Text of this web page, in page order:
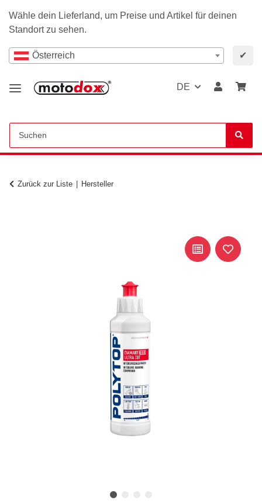
Wähle dein Lieferland, um Preise und Artikel für deinen
Standort zu sehen.
Österreich ✔
DE
Zurück zur Liste Hersteller